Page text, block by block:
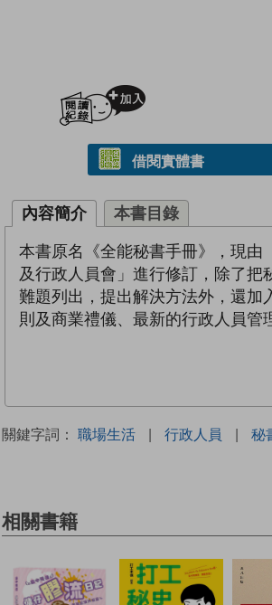
借閱實體書
內容簡介 本書目錄
本書原名《全能秘書手冊》，現由
及行政人員會」進行修訂，除了把
難題列出，提出解決方法外，還加
則及商業禮儀、最新的行政人員管
關鍵字詞： 職場生活 | 行政人員 | 秘
相關書籍